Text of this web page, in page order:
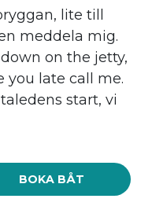
lite till
meddela mig.
on the jetty,
you late call me.
start, vi
BOKA BÅT